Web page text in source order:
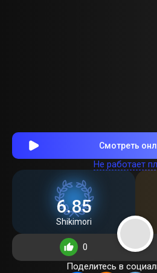
Смотреть
Не работает
6.85
Shikimori
0
Поделитесь в